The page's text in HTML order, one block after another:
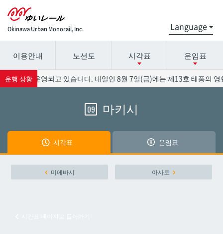
Okinawa Urban Monorail, Inc.
시간표 세부 정보의 방송국 이름을 선택하십시오.
나하공항
요금표에 대한 자세한 내용은 역 이름을 선택하십시오.
나하공항
이용안내 노선도 시각표 운임표
운행 상황
적으로 운영되고 있습니다. 내일인 8월 7일(금)에는 제13호 태풍의 영
09 마키시
시각표 운임표
미에바시 아사토